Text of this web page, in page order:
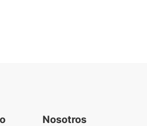
Nosotros